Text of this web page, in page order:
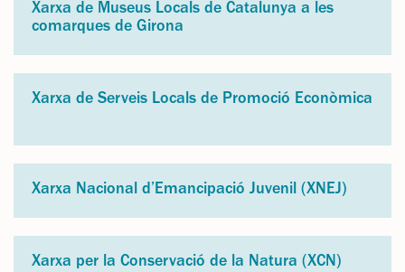
Xarxa de Museus Locals de Catalunya a les
comarques de Girona
Xarxa de Serveis Locals de Promoció Econòmica
Xarxa Nacional d’Emancipació Juvenil (XNEJ)
Xarxa per la Conservació de la Natura (XCN)